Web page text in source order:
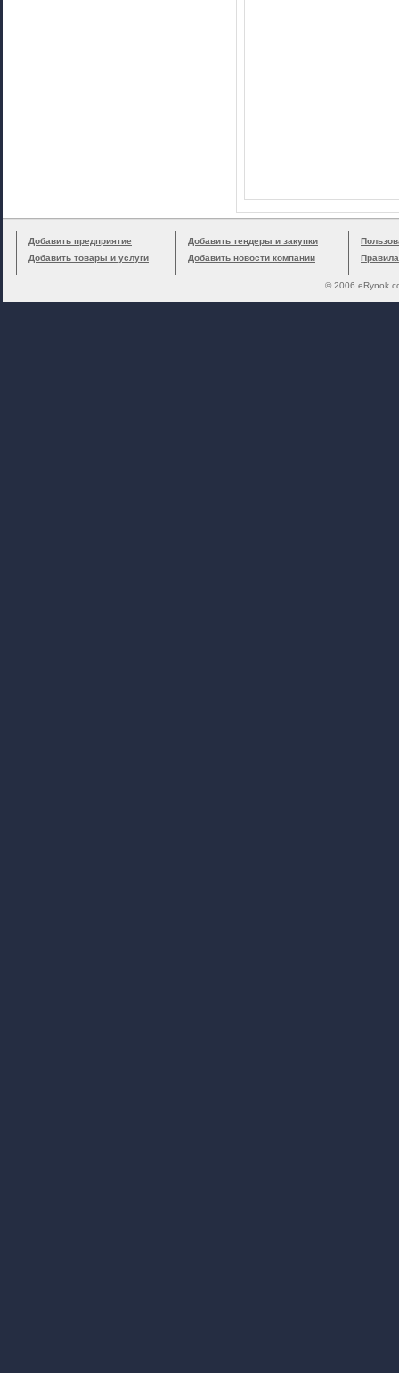
Добавить предприятие
Добавить товары и услуги
Добавить тендеры и закупки
Добавить новости компании
© 2006